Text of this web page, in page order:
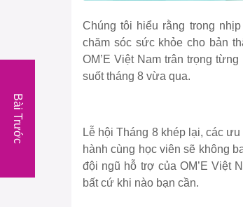
Chúng tôi hiểu rằng trong
chăm sóc sức khỏe cho bản
OM’E Việt Nam trân trọng
suốt tháng 8 vừa qua.
Lễ hội Tháng 8 khép lại, các
hành cùng học viên sẽ không
đội ngũ hỗ trợ của OM’E Việt
bất cứ khi nào bạn cần.
Bài Trước